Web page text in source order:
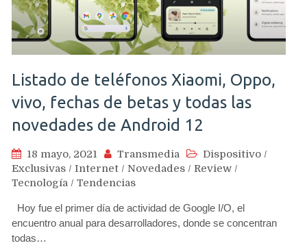
Listado de teléfonos Xiaomi, Oppo,
vivo, fechas de betas y todas las
novedades de Android 12
18 mayo, 2021 Transmedia Dispositivo /
Exclusivas / Internet / Novedades / Review /
Tecnología / Tendencias
Hoy fue el primer día de actividad de Google I/O, el
encuentro anual para desarrolladores, donde se concentran
todas…